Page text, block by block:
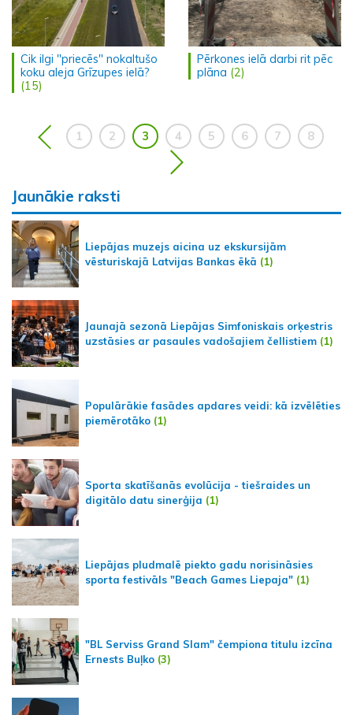
Cik ilgi "priecēs" nokaltušo
koku aleja Grīzupes ielā?
(15)
Pērkones ielā darbi rit pēc
plāna (2)
1 2 3 4 5 6 7 8
Jaunākie raksti
Liepājas muzejs aicina uz ekskursijām
vēsturiskajā Latvijas Bankas ēkā (1)
Jaunajā sezonā Liepājas Simfoniskais orķestris
uzstāsies ar pasaules vadošajiem čellistiem (1)
Populārākie fasādes apdares veidi: kā izvēlēties
piemērotāko (1)
Sporta skatīšanās evolūcija - tiešraides un
digitālo datu sinerģija (1)
Liepājas pludmalē piekto gadu norisināsies
sporta festivāls "Beach Games Liepaja" (1)
"BL Serviss Grand Slam" čempiona titulu izcīna
Ernests Buļko (3)